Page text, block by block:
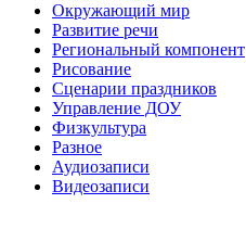
Окружающий мир
Развитие речи
Региональный компонент
Рисование
Сценарии праздников
Управление ДОУ
Физкультура
Разное
Аудиозаписи
Видеозаписи